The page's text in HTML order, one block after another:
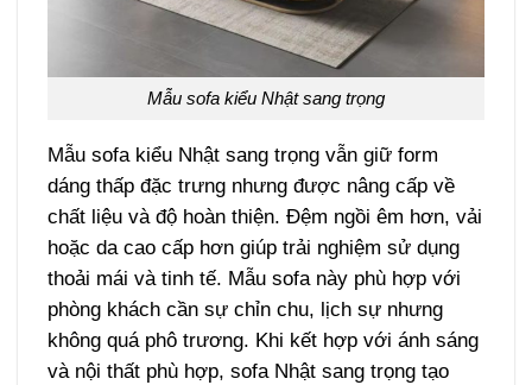
Mẫu sofa kiểu Nhật sang trọng
Mẫu sofa kiểu Nhật sang trọng vẫn giữ form
dáng thấp đặc trưng nhưng được nâng cấp về
chất liệu và độ hoàn thiện. Đệm ngồi êm hơn, vải
hoặc da cao cấp hơn giúp trải nghiệm sử dụng
thoải mái và tinh tế. Mẫu sofa này phù hợp với
phòng khách cần sự chỉn chu, lịch sự nhưng
không quá phô trương. Khi kết hợp với ánh sáng
và nội thất phù hợp, sofa Nhật sang trọng tạo